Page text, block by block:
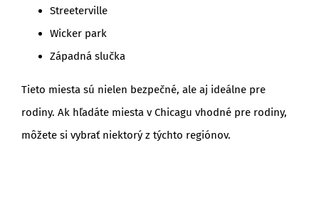
Streeterville
Wicker park
Západná slučka
Tieto miesta sú nielen bezpečné, ale aj ideálne pre
rodiny. Ak hľadáte miesta v Chicagu vhodné pre rodiny,
môžete si vybrať niektorý z týchto regiónov.